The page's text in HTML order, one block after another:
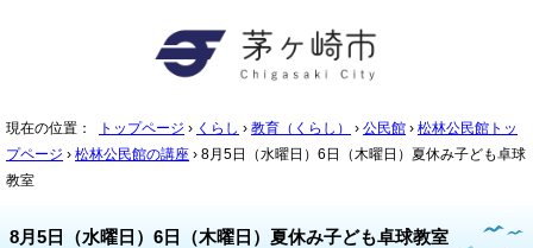
現在の位置： トップページ › くらし › 教育（くらし） › 公民館 › 松林公民館トッ
プページ › 松林公民館の講座 › 8月5日（水曜日）6日（木曜日）夏休み子ども卓球
教室
8月5日（水曜日）6日（木曜日）夏休み子ども卓球教室